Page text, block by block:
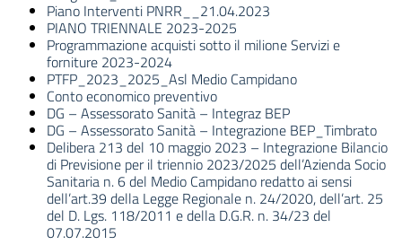
Piano Interventi PNRR__21.04.2023
PIANO TRIENNALE 2023-2025
Programmazione acquisti sotto il milione Servizi e
forniture 2023-2024
PTFP_2023_2025_Asl Medio Campidano
Conto economico preventivo
DG – Assessorato Sanità – Integraz BEP
DG – Assessorato Sanità – Integrazione BEP_Timbrato
Delibera 213 del 10 maggio 2023 – Integrazione Bilancio
di Previsione per il triennio 2023/2025 dell’Azienda Socio
Sanitaria n. 6 del Medio Campidano redatto ai sensi
dell’art.39 della Legge Regionale n. 24/2020, dell’art. 25
del D. Lgs. 118/2011 e della D.G.R. n. 34/23 del
07.07.2015